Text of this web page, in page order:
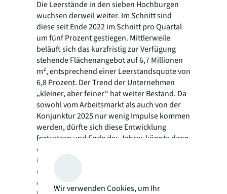
Die Leerstände in den sieben Hochburgen
wuchsen derweil weiter. Im Schnitt sind
diese seit Ende 2022 im Schnitt pro Quartal
um fünf Prozent gestiegen. Mittlerweile
beläuft sich das kurzfristig zur Verfügung
stehende Flächenangebot auf 6,7 Millionen
m², entsprechend einer Leerstandsquote von
6,8 Prozent. Der Trend der Unternehmen
„kleiner, aber feiner“ hat weiter Bestand. Da
sowohl vom Arbeitsmarkt als auch von der
Konjunktur 2025 nur wenig Impulse kommen
werden, dürfte sich diese Entwicklung
fortsetzen und Ende des Jahres könnte dann
eine sieben vor dem Komma stehen. Das ist
insofern bedenklich, weil vermehrt ältere
und unsanierte Flächen leer stehen, die nur
dann eine Chance auf eine adäquate
Wir verwenden Cookies, um Ihr